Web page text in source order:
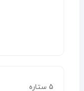
5 ستاره